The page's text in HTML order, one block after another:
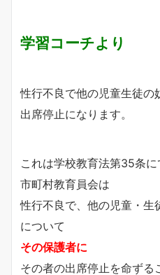
学習コーチより
性行不良で他の児童生徒の
出席停止になります。
これは学校教育法第35条に
市町村教育員会は
性行不良で、他の児童・生
について
その保護者に
その者の出席停止を命ずる